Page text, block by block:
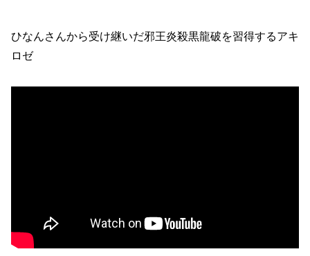
ひなんさんから受け継いだ邪王炎殺黒龍破を習得するアキ
ロゼ